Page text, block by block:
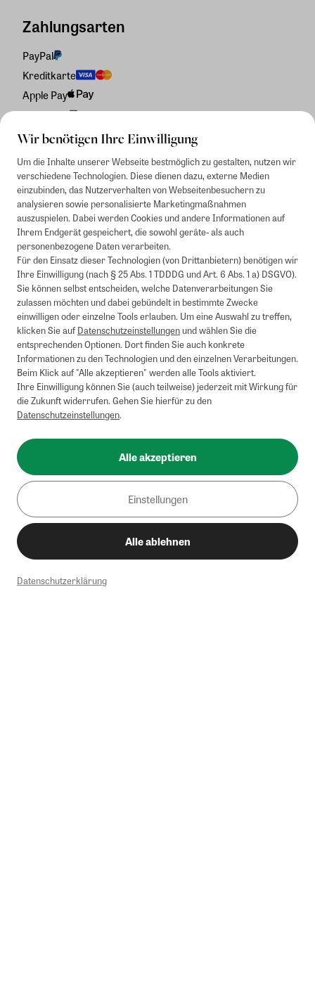
Wir benötigen Ihre Einwilligung
Um die Inhalte unserer Webseite bestmöglich zu gestalten, nutzen wir
verschiedene Technologien. Diese dienen dazu, externe Medien
einzubinden, das Nutzerverhalten von Webseitenbesuchern zu
analysieren sowie personalisierte Marketingmaßnahmen
auszuspielen. Dabei werden Cookies und andere Informationen auf
Ihrem Endgerät gespeichert, die sowohl geräte- als auch
personenbezogene Daten verarbeiten.
Für den Einsatz dieser Technologien (von Drittanbietern) benötigen wir
Ihre Einwilligung (nach § 25 Abs. 1 TDDDG und Art. 6 Abs. 1 a) DSGVO).
Sie können selbst entscheiden, welche Datenverarbeitungen Sie
zulassen möchten und dabei gebündelt in bestimmte Zwecke
einwilligen oder einzelne Tools erlauben. Um eine Auswahl zu treffen,
klicken Sie aufDatenschutzeinstellungenund wählen Sie die
entsprechenden Optionen. Dort finden Sie auch konkrete
Informationen zu den Technologien und den einzelnen Verarbeitungen.
Beim Klick auf "Alle akzeptieren" werden alle Tools aktiviert.
Ihre Einwilligung können Sie (auch teilweise) jederzeit mit Wirkung für
die Zukunft widerrufen. Gehen Sie hierfür zu den
Datenschutzeinstellungen.
Alle akzeptieren
Einstellungen
Alle ablehnen
Datenschutzerklärung
Zahlungsarten
PayPal
Kreditkarte
Apple Pay
Rechnung